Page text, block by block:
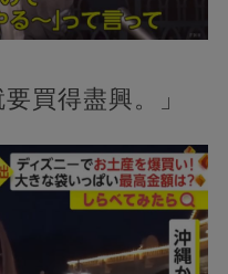
買得盡興。」